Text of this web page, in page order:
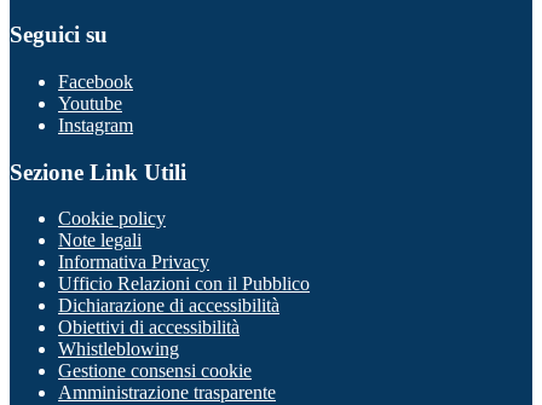
Seguici su
Facebook
Youtube
Instagram
Sezione Link Utili
Cookie policy
Note legali
Informativa Privacy
Ufficio Relazioni con il Pubblico
Dichiarazione di accessibilità
Obiettivi di accessibilità
Whistleblowing
Gestione consensi cookie
Amministrazione trasparente